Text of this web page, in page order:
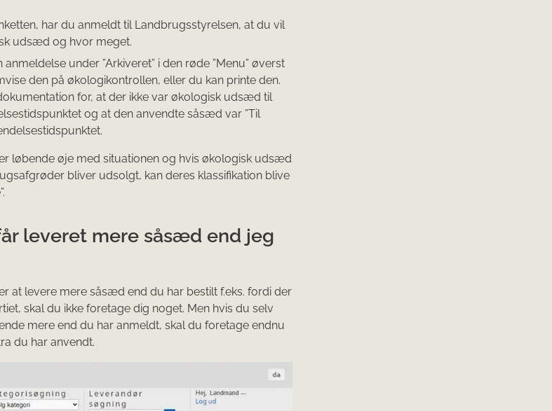
har du anmeldt til Landbrugsstyrelsen, at du vil
udsæd og hvor meget.
anmeldelse under ”Arkiveret” i den røde ”Menu” øverst
den på økologikontrollen, eller du kan printe den.
for, at der ikke var økologisk udsæd til
og at den anvendte såsæd var ”Til
løbende øje med situationen og hvis økologisk udsæd
bliver udsolgt, kan deres klassifikation blive
leveret mere såsæd end jeg
at levere mere såsæd end du har bestilt f.eks. fordi der
skal du ikke foretage dig noget. Men hvis du selv
mere end du har anmeldt, skal du foretage endnu
du har anvendt.